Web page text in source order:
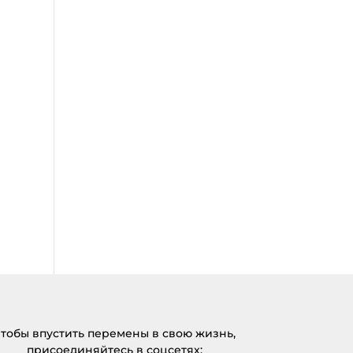
впустить перемены в свою жизнь,
присоединяйтесь в соцсетях: